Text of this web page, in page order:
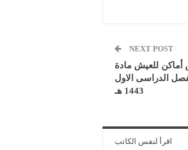
NEXT POST
للعيش مادة
الدراسى الاول
1443 هـ
اقرأ لنفس الكاتب